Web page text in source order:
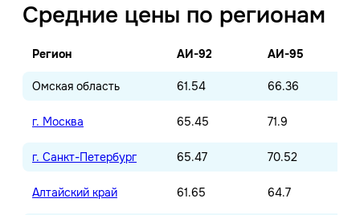
Средние цены по регионам
Регион АИ-92 АИ-95
Омская область 61.54 66.36
г. Москва 65.45 71.9
г. Санкт-Петербург 65.47 70.52
Алтайский край 61.65 64.7